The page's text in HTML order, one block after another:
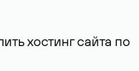
хостинг сайта по